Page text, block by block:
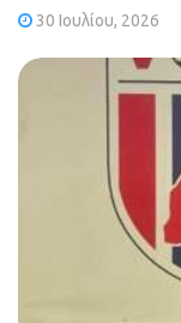
30 Ιουλίου, 2026